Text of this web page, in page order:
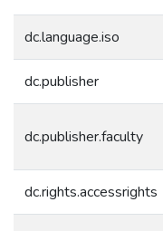
dc.language.iso
dc.publisher
dc.publisher.faculty
dc.rights.accessrights